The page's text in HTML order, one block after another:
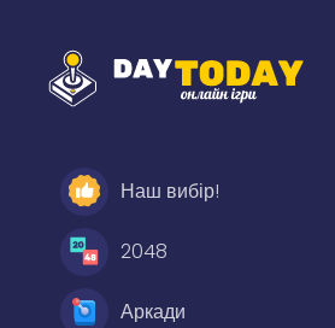
Наш вибір!
2048
Аркади